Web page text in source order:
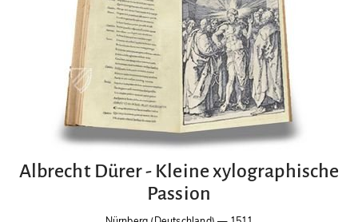
Albrecht Dürer - Kleine xylographische
Passion